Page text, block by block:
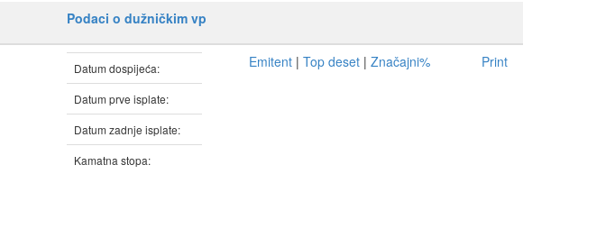
Podaci o dužničkim vp
Datum dospijeća:
Datum prve isplate:
Datum zadnje isplate:
Kamatna stopa:
Emitent | Top deset | Značajni% Print